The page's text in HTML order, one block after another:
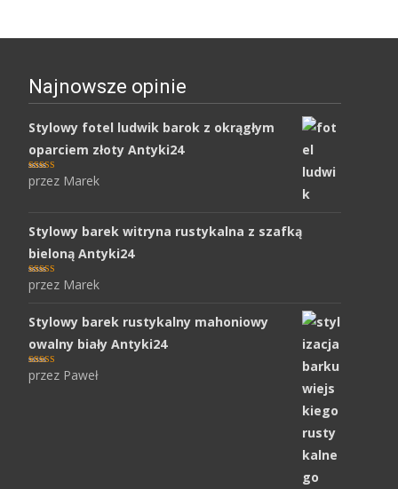
Najnowsze opinie
Stylowy fotel ludwik barok z okrągłym
oparciem złoty Antyki24
Oceniony 5
na 5.
przez Marek
Stylowy barek witryna rustykalna z szafką
bieloną Antyki24
Oceniony 5
na 5.
przez Marek
Stylowy barek rustykalny mahoniowy
owalny biały Antyki24
Oceniony 5
na 5.
przez Paweł